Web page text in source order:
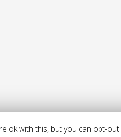
ok with this, but you can opt-out